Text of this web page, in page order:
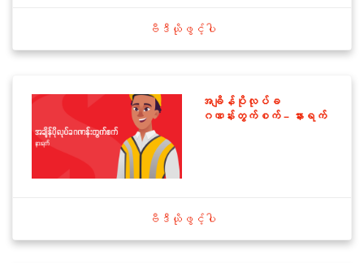
ဗီဒီယိုဖွင့်ပါ
အချိန်ပိုလုပ်ခ
ဂဏန်းတွက်စက် – နားရက်
ဗီဒီယိုဖွင့်ပါ